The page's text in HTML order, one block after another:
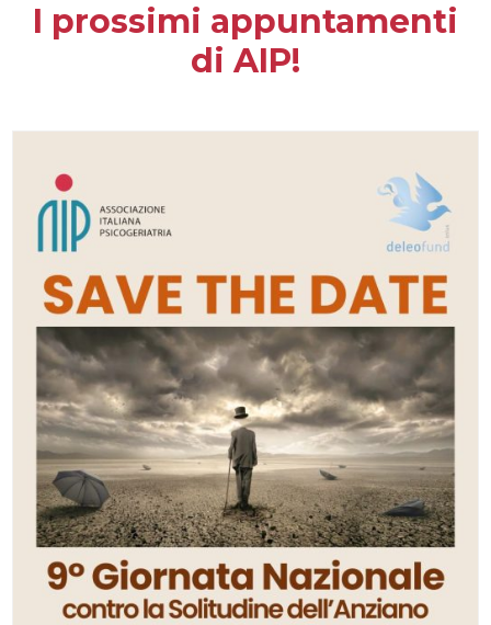
I prossimi appuntamenti
di AIP!